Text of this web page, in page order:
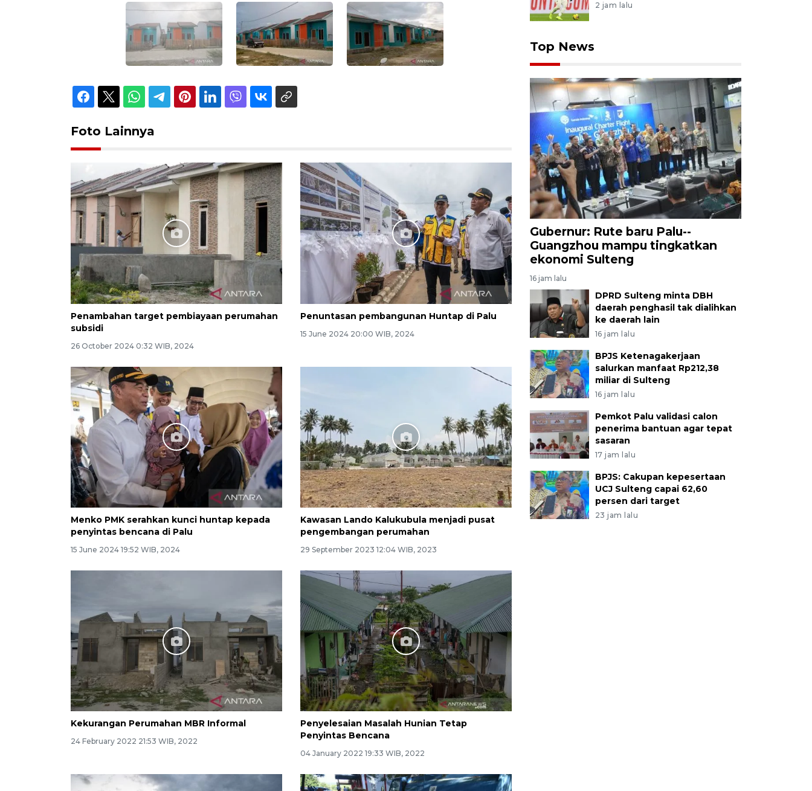
Foto Lainnya
Penambahan target pembiayaan perumahan
subsidi
26 October 2024 0:32 WIB, 2024
Penuntasan pembangunan Huntap di Palu
15 June 2024 20:00 WIB, 2024
Menko PMK serahkan kunci huntap kepada
penyintas bencana di Palu
15 June 2024 19:52 WIB, 2024
Kawasan Lando Kalukubula menjadi pusat
pengembangan perumahan
29 September 2023 12:04 WIB, 2023
Kekurangan Perumahan MBR Informal
24 February 2022 21:53 WIB, 2022
Penyelesaian Masalah Hunian Tetap
Penyintas Bencana
04 January 2022 19:33 WIB, 2022
2 jam lalu
Top News
Gubernur: Rute baru Palu--
Guangzhou mampu tingkatkan
ekonomi Sulteng
16 jam lalu
DPRD Sulteng minta DBH
daerah penghasil tak dialihkan
ke daerah lain
16 jam lalu
BPJS Ketenagakerjaan
salurkan manfaat Rp212,38
miliar di Sulteng
16 jam lalu
Pemkot Palu validasi calon
penerima bantuan agar tepat
sasaran
17 jam lalu
BPJS: Cakupan kepesertaan
UCJ Sulteng capai 62,60
persen dari target
23 jam lalu